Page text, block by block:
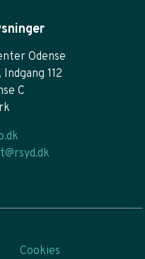
Odense
112
C
Cookies